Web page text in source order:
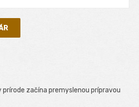
prírode začína premyslenou prípravou